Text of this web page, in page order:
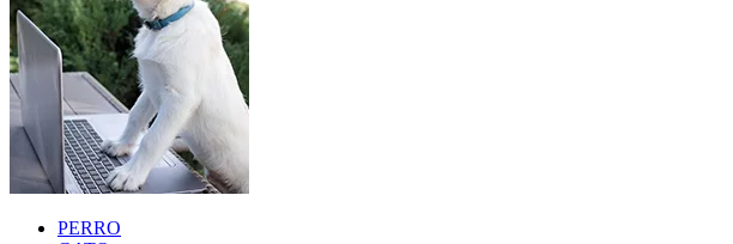
PERRO